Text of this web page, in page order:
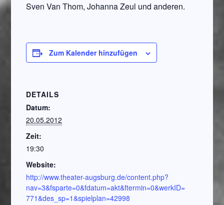
Sven Van Thom, Johanna Zeul und anderen.
Zum Kalender hinzufügen
DETAILS
Datum:
20.05.2012
Zeit:
19:30
Website:
http://www.theater-augsburg.de/content.php?
nav=3&fsparte=0&fdatum=akt&ftermin=0&werkID=
771&des_sp=1&spielplan=42998